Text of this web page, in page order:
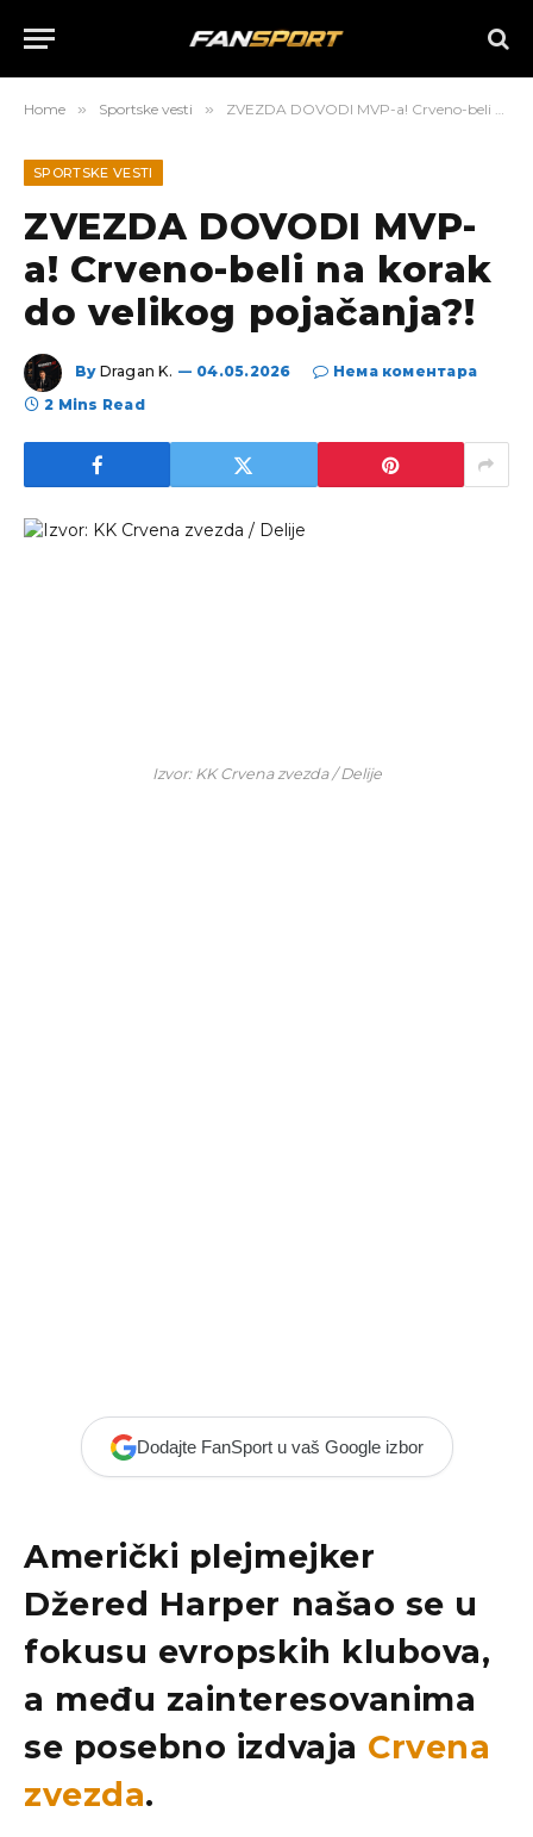
Home » Sportske vesti » ZVEZDA DOVODI MVP-a! Crveno-beli na korak do velikog pojačanja?!
SPORTSKE VESTI
ZVEZDA DOVODI MVP-
a! Crveno-beli na korak
do velikog pojačanja?!
By Dragan K. 04.05.2026
Нема коментара
2 Mins Read
Izvor: KK Crvena zvezda / Delije
Dodajte FanSport u vaš Google izbor
Američki plejmejker
Džered Harper našao se u
fokusu evropskih klubova,
a među zainteresovanima
se posebno izdvaja Crvena
zvezda.